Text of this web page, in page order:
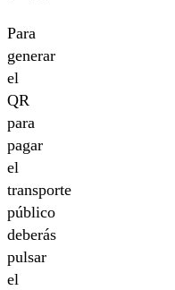
Para
generar
el
QR
para
pagar
el
transporte
público
deberás
pulsar
el